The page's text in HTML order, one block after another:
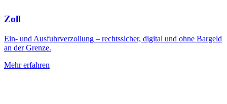
Zoll
Ein- und Ausfuhrverzollung – rechtssicher, digital und ohne Bargeld
an der Grenze.
Mehr erfahren